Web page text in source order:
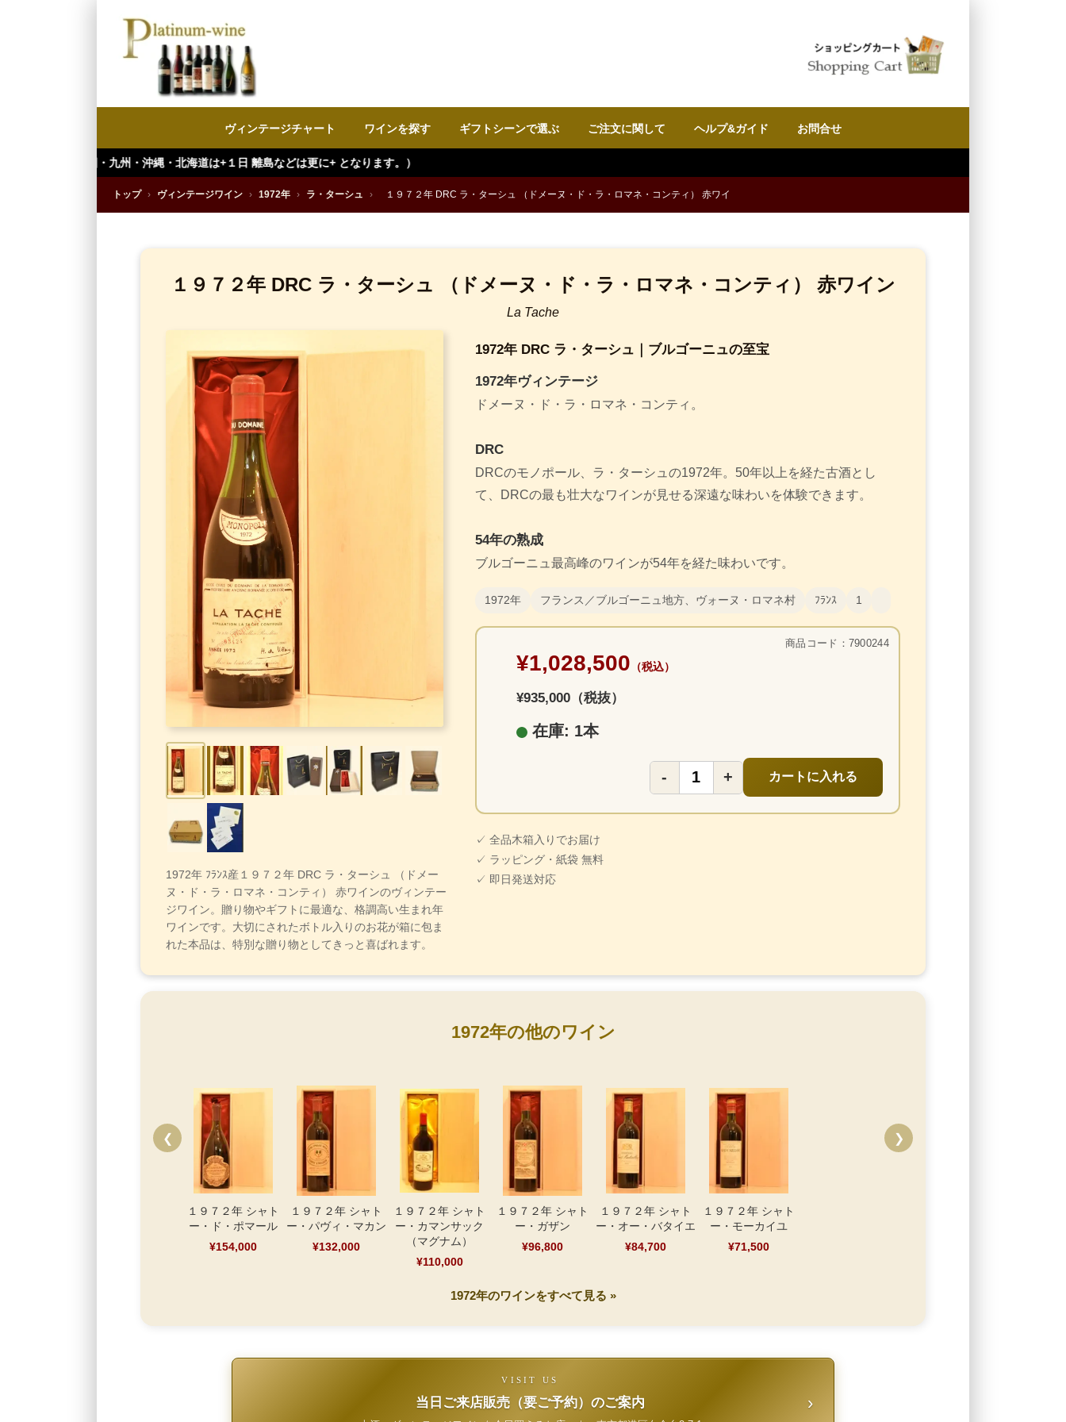
ヴィンテージチャート ワインを探す ギフトシーンで選ぶ ご注文に関して ヘルプ&ガイド お問合せ
縄・北海道は+１日 離島などは更に+ となります。）
トップ › ヴィンテージワイン › 1972年 › ラ・ターシュ › １９７２年 DRC ラ・ターシュ （ドメーヌ・ド・ラ・ロマネ・コンティ） 赤ワイ
１９７２年 DRC ラ・ターシュ （ドメーヌ・ド・ラ・ロマネ・コンティ） 赤ワイン
La Tache
1972年 ﾌﾗﾝｽ産１９７２年 DRC ラ・ターシュ （ドメー
ヌ・ド・ラ・ロマネ・コンティ） 赤ワインのヴィンテー
ジワイン。贈り物やギフトに最適な、格調高い生まれ年
ワインです。大切にされたボトル入りのお花が箱に包ま
れた本品は、特別な贈り物としてきっと喜ばれます。
1972年 DRC ラ・ターシュ｜ブルゴーニュの至宝
1972年ヴィンテージ
ドメーヌ・ド・ラ・ロマネ・コンティ。
DRC
DRCのモノポール、ラ・ターシュの1972年。50年以上を経た古酒とし
て、DRCの最も壮大なワインが見せる深遠な味わいを体験できます。
54年の熟成
ブルゴーニュ最高峰のワインが54年を経た味わいです。
1972年 フランス／ブルゴーニュ地方、ヴォーヌ・ロマネ村 ﾌﾗﾝｽ 1
商品コード：7900244
¥1,028,500 （税込）
¥935,000（税抜）
在庫: 1本
- + カートに入れる
✓ 全品木箱入りでお届け
✓ ラッピング・紙袋 無料
✓ 即日発送対応
1972年の他のワイン
❮
１９７２年 シャト
ー・ド・ポマール
¥154,000
１９７２年 シャト
ー・パヴィ・マカン
¥132,000
１９７２年 シャト
ー・カマンサック
（マグナム）
¥110,000
１９７２年 シャト
ー・ガザン
¥96,800
１９７２年 シャト
ー・オー・バタイエ
¥84,700
１９７２年 シャト
ー・モーカイユ
¥71,500
❯
1972年のワインをすべて見る »
VISIT US
当日ご来店販売（要ご予約）のご案内 ›